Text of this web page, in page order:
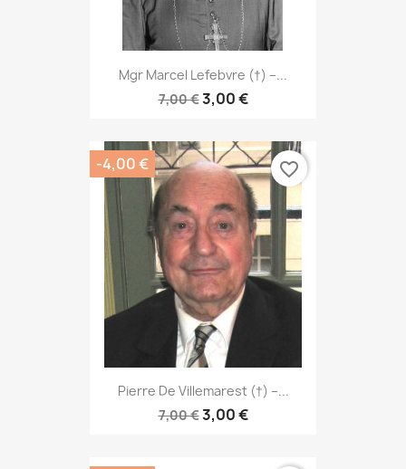
Mgr Marcel Lefebvre (†) –...
7,00 €3,00 €
Pierre De Villemarest (†) –...
7,00 €3,00 €
-4,00 € favorite_border